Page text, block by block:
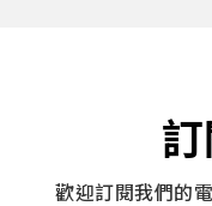
歡迎訂閱我們的